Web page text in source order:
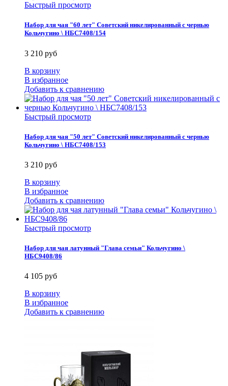
Быстрый просмотр
Набор для чая "60 лет" Советский никелированный с чернью
Кольчугино \ НБС7408/154
3 210 руб
В корзину
В избранное
Добавить к сравнению
Быстрый просмотр
Набор для чая "50 лет" Советский никелированный с чернью
Кольчугино \ НБС7408/153
3 210 руб
В корзину
В избранное
Добавить к сравнению
Быстрый просмотр
Набор для чая латунный "Глава семьи" Кольчугино \
НБС9408/86
4 105 руб
В корзину
В избранное
Добавить к сравнению